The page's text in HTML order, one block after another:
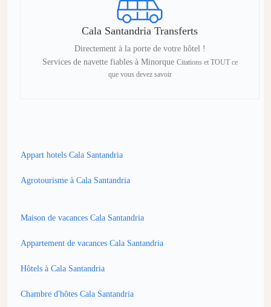
Cala Santandria Transferts
Directement à la porte de votre hôtel !
Services de navette fiables à Minorque Citations et TOUT ce
que vous devez savoir
Appart hotels Cala Santandria
Agrotourisme à Cala Santandria
Maison de vacances Cala Santandria
Appartement de vacances Cala Santandria
Hôtels à Cala Santandria
Chambre d'hôtes Cala Santandria